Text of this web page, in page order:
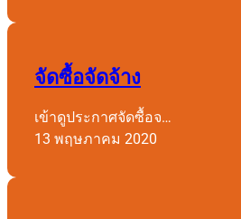
จัดซื้อจัดจ้าง
เข้าดูประกาศจัดซื้อจ…
13 พฤษภาคม 2020